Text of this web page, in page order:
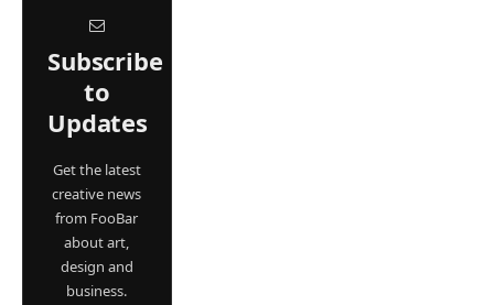
Subscribe
to
Updates
Get the latest
creative news
from FooBar
about art,
design and
business.